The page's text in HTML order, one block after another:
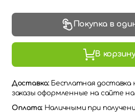
Покупка в
В
Доставка: Бесплатная доставка
заказы оформленные на сайте на
Оплата: Наличными при